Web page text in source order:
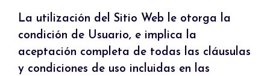
La utilización del Sitio Web le otorga la
condición de Usuario, e implica la
aceptación completa de todas las cláusulas
y condiciones de uso incluidas en las